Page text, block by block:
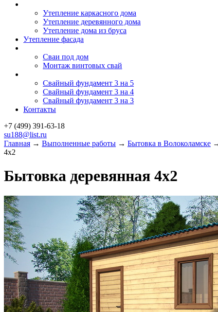
Утепление каркасного дома
Утепление деревянного дома
Утепление дома из бруса
Утепление фасада
Сваи под дом
Монтаж винтовых свай
Свайный фундамент 3 на 5
Свайный фундамент 3 на 4
Свайный фундамент 3 на 3
Контакты
+7 (499) 391-63-18
su188@list.ru
Главная → Выполненные работы → Бытовка в Волоколамске
4х2
Бытовка деревянная 4х2